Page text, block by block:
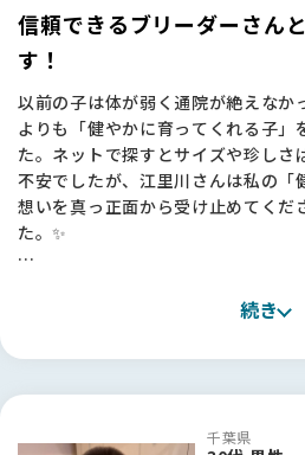
にいろいろな方がいらっしゃるので
ダーさんを見つければいいんだろう
でした。
ChatGPTに相談し、大手サイトも
イトを見てすぐにBreederFamilies
た。掲載基準もきちんと公開されて
る」と思えました🌸
本当に、いいブリーダーさんにつな
信頼できるブリーダーさん
す！
以前の子は体が弱く通院が絶えなか
よりも「健やかに育ってくれる子」
た。ネットで探すとサイズや珍しさ
不安でしたが、江里川さんは私の「
想いを真っ正面から受け止めてくだ
た。✨
て元気いっぱい！抱っこしたときの
え後も里帰りをさせていただくなど
のがとても心強いです。🐶
【BreederFamiliesへ】
続き
千葉県